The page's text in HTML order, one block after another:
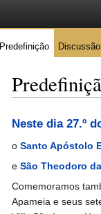
Neste dia 27.º
o Santo Apóstolo
e São Theodoro
Comemoramos
Apameia e seus
Predefinição Discussão